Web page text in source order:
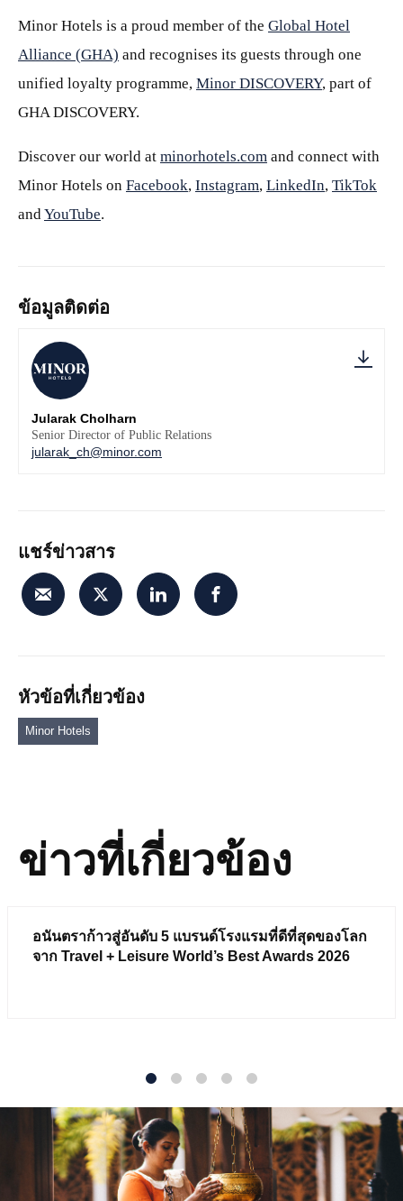
Minor Hotels is a proud member of the Global Hotel
Alliance (GHA) and recognises its guests through one
unified loyalty programme, Minor DISCOVERY, part of
GHA DISCOVERY.
Discover our world at minorhotels.com and connect with
Minor Hotels on Facebook, Instagram, LinkedIn, TikTok
and YouTube.
ข้อมูลติดต่อ
Jularak Cholharn
Senior Director of Public Relations
jularak_ch@minor.com
แชร์ข่าวสาร
หัวข้อที่เกี่ยวข้อง
Minor Hotels
ข่าวที่เกี่ยวข้อง
อนันตราก้าวสู่อันดับ 5 แบรนด์โรงแรมที่ดีที่สุดของโลก
จาก Travel + Leisure World’s Best Awards 2026